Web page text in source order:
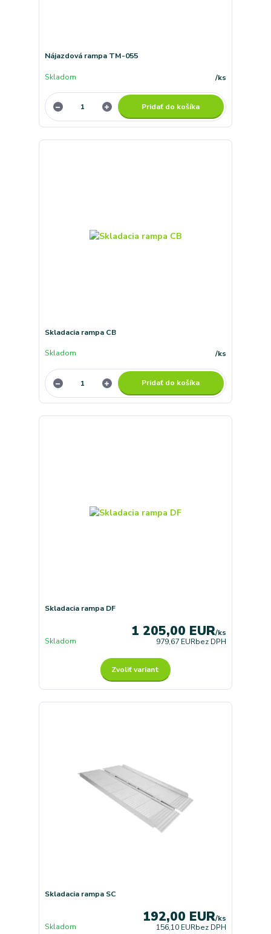
Nájazdová rampa TM-055
/ks
Skladom
Pridať do košíka
Skladacia rampa CB
/ks
Skladom
Pridať do košíka
Skladacia rampa DF
1 205,00 EUR/ks
979,67 EURbez DPH
Skladom
Zvoliť variant
Skladacia rampa SC
192,00 EUR/ks
156,10 EURbez DPH
Skladom